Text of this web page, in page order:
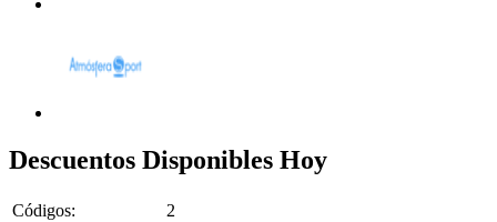
Descuentos Disponibles Hoy
Códigos:
2